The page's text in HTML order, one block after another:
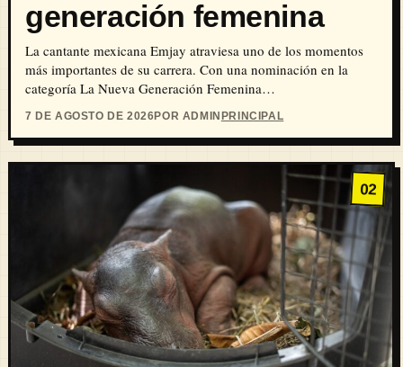
generación femenina
La cantante mexicana Emjay atraviesa uno de los momentos
más importantes de su carrera. Con una nominación en la
categoría La Nueva Generación Femenina…
7 DE AGOSTO DE 2026POR ADMINPRINCIPAL
02